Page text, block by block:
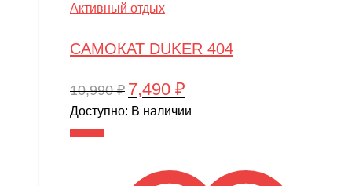
Активный отдых
САМОКАТ DUKER 404
10,990₽ Первоначальная
цена
7,490 ₽
цена:
Доступно: В наличии